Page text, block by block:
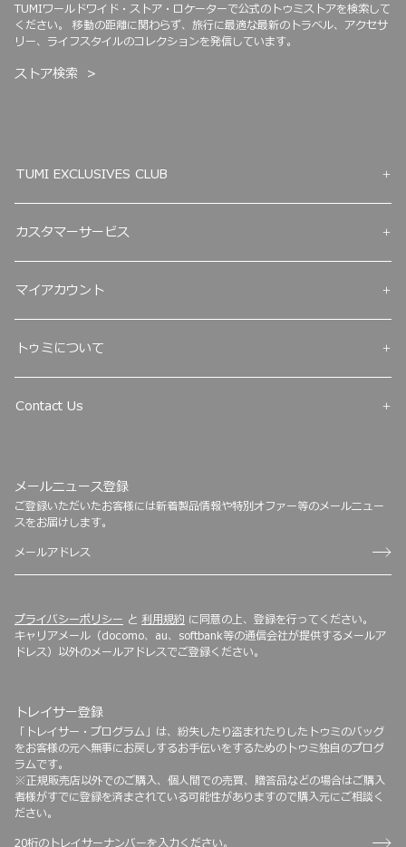
TUMIワールドワイド・ストア・ロケーターで公式のトゥミストアを検索して
ください。 移動の距離に関わらず、旅行に最適な最新のトラベル、アクセサ
リー、ライフスタイルのコレクションを発信しています。
ストア検索
TUMI EXCLUSIVES CLUB
カスタマーサービス
マイアカウント
トゥミについて
Contact Us
メールニュース登録
ご登録いただいたお客様には新着製品情報や特別オファー等のメールニュー
スをお届けします。
プライバシーポリシー と 利用規約 に同意の上、登録を行ってください。
キャリアメール（docomo、au、softbank等の通信会社が提供するメールア
ドレス）以外のメールアドレスでご登録ください。
トレイサー登録
「トレイサー・プログラム」は、紛失したり盗まれたりしたトゥミのバッグ
をお客様の元へ無事にお戻しするお手伝いをするためのトゥミ独自のプログ
ラムです。
※正規販売店以外でのご購入、個人間での売買、贈答品などの場合はご購入
者様がすでに登録を済まされている可能性がありますので購入元にご相談く
ださい。